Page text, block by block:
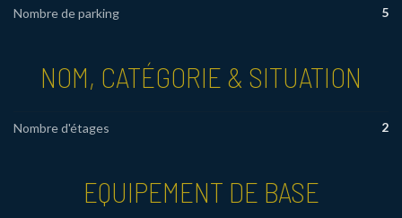
Nombre de parking
5
NOM, CATÉGORIE & SITUATION
Nombre d'étages 2
EQUIPEMENT DE BASE